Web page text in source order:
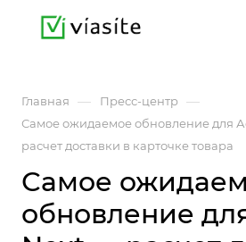
Главная — Пресс-центр —
Самое ожидаемое обновление для
расчет доставки в карточке товара
Самое
обновление